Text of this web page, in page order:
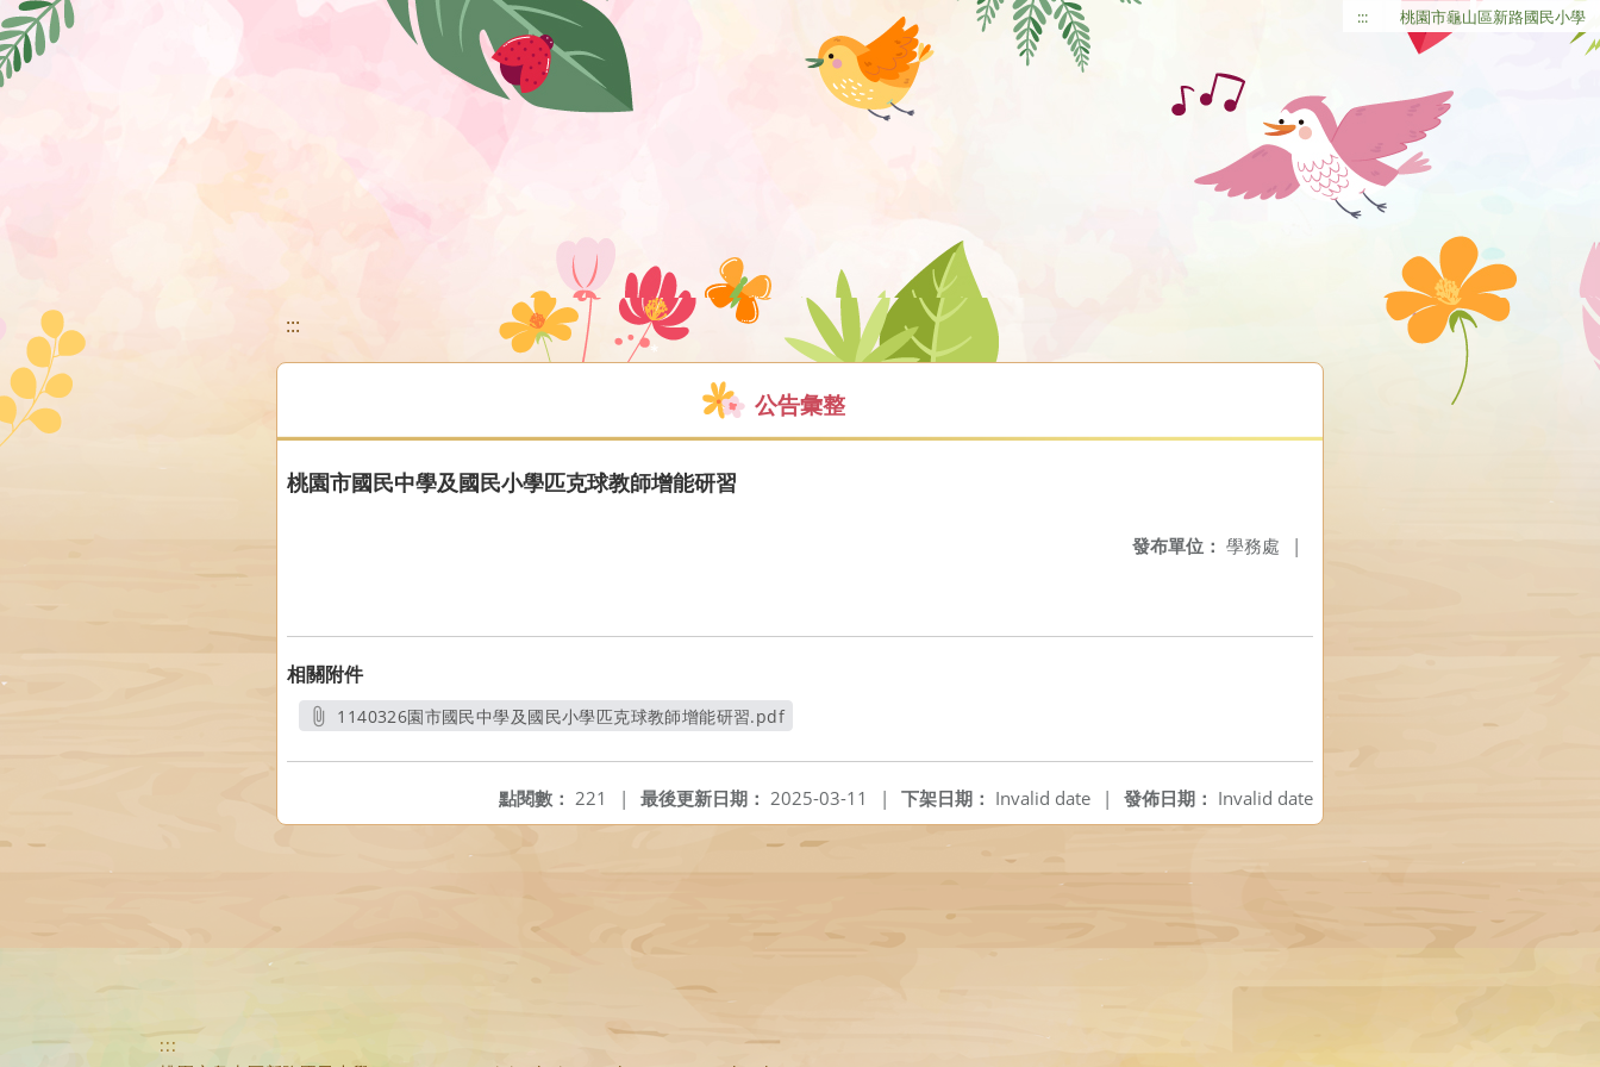
移至網頁之主要內容區位置 ::: 桃園市龜山區新路國民小學
:::
公告彙整
桃園市國民中學及國民小學匹克球教師增能研習
發布單位： 學務處 |
相關附件
1140326園市國民中學及國民小學匹克球教師增能研習.pdf
發佈日期： Invalid date
下架日期： Invalid date |
最後更新日期： 2025-03-11 |
點閱數： 221 |
:::